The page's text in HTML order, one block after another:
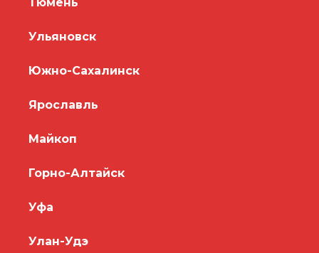
Ульяновск
Южно-Сахалинск
Ярославль
Майкоп
Горно-Алтайск
Уфа
Улан-Удэ